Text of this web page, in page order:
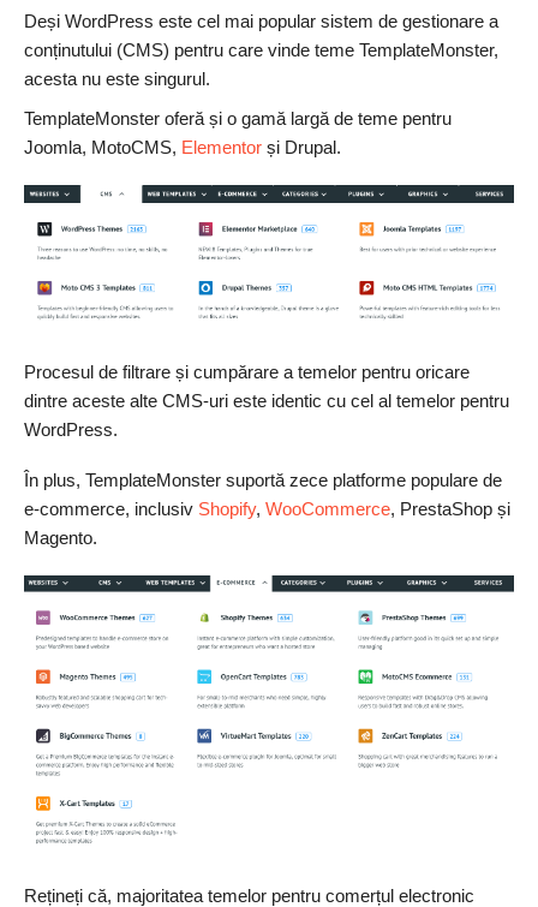
Deși WordPress este cel mai popular sistem de gestionare a
conținutului (CMS) pentru care vinde teme TemplateMonster,
acesta nu este singurul.
TemplateMonster oferă și o gamă largă de teme pentru
Joomla, MotoCMS, Elementor și Drupal.
Procesul de filtrare și cumpărare a temelor pentru oricare
dintre aceste alte CMS-uri este identic cu cel al temelor pentru
WordPress.
În plus, TemplateMonster suportă zece platforme populare de
e-commerce, inclusiv Shopify, WooCommerce, PrestaShop și
Magento.
Rețineți că, majoritatea temelor pentru comerțul electronic